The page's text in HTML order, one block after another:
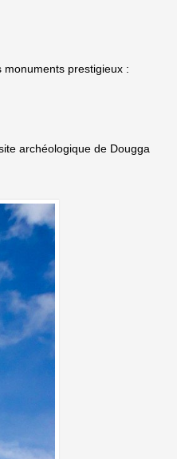
monuments prestigieux :
archéologique de Dougga